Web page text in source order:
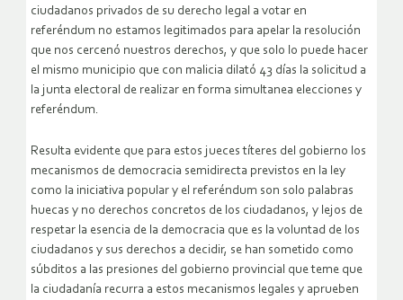
ciudadanos privados de su derecho legal a votar en
referéndum no estamos legitimados para apelar la resolución
que nos cercenó nuestros derechos, y que solo lo puede hacer
el mismo municipio que con malicia dilató 43 días la solicitud a
la junta electoral de realizar en forma simultanea elecciones y
referéndum.
Resulta evidente que para estos jueces títeres del gobierno los
mecanismos de democracia semidirecta previstos en la ley
como la iniciativa popular y el referéndum son solo palabras
huecas y no derechos concretos de los ciudadanos, y lejos de
respetar la esencia de la democracia que es la voluntad de los
ciudadanos y sus derechos a decidir, se han sometido como
súbditos a las presiones del gobierno provincial que teme que
la ciudadanía recurra a estos mecanismos legales y aprueben